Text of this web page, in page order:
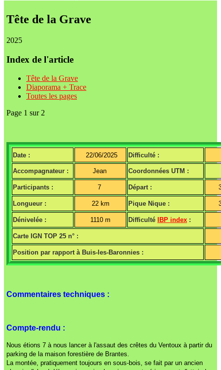
Tête de la Grave
2025
Index de l'article
Tête de la Grave
Diaporama + Trace
Toutes les pages
Page 1 sur 2
Date : 22/06/2025 Difficulté :
Accompagnateur : Jean Coordonnées UTM :
Participants : 7 Départ :
Longueur : 22 km Pique Nique :
Dénivelée : 1110 m Difficulté IBP index :
Carte IGN TOP 25 n° :
Position par rapport à Buis-les-Baronnies :
Commentaires techniques :
Compte-rendu :
Nous étions 7 à nous lancer à l'assaut des crêtes du Ventoux à partir du
parking de la maison forestière de Brantes.
La montée, pratiquement toujours en sous-bois, se fait par un ancien